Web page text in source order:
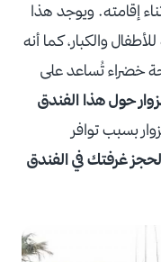
إقامته. ويوجد هذا
والكبار، كما أنه
خضراء تُساعد على
حول هذا الفندق
بسبب توافر
لحجز غرفتك في الفندق